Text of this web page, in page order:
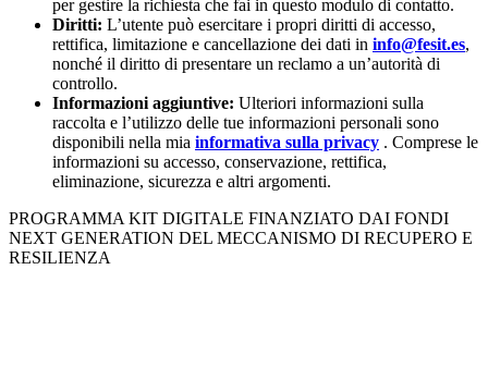
per gestire la richiesta che fai in questo modulo di contatto.
Diritti: L’utente può esercitare i propri diritti di accesso,
rettifica, limitazione e cancellazione dei dati in info@fesit.es,
nonché il diritto di presentare un reclamo a un’autorità di
controllo.
Informazioni aggiuntive: Ulteriori informazioni sulla
raccolta e l’utilizzo delle tue informazioni personali sono
disponibili nella mia informativa sulla privacy . Comprese le
informazioni su accesso, conservazione, rettifica,
eliminazione, sicurezza e altri argomenti.
PROGRAMMA KIT DIGITALE FINANZIATO DAI FONDI
NEXT GENERATION DEL MECCANISMO DI RECUPERO E
RESILIENZA